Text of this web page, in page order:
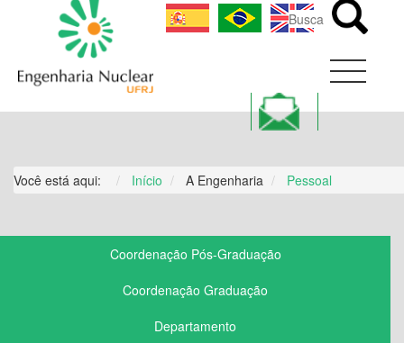
CONTEÚDO
Você está aqui: Início A Engenharia Pessoal
Coordenação Pós-Graduação
Coordenação Graduação
Departamento